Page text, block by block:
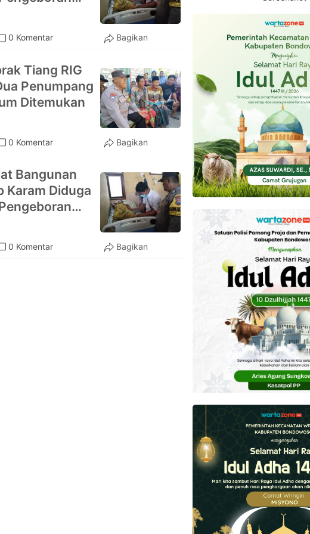
0 Komentar Bagikan
Tiang RIG
Penumpang
Ditemukan
0 Komentar Bagikan
Bangunan
Karam Diduga
0 Komentar Bagikan